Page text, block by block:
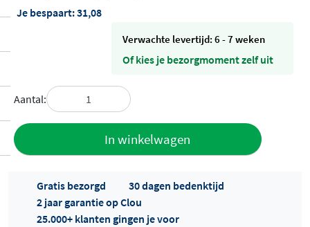
Je bespaart:31,08
Verwachte levertijd: 6 - 7 weken
Of kies je bezorgmoment zelf uit
Aantal:
In winkelwagen
Gratis bezorgd
30 dagen bedenktijd
2 jaar garantie op Clou
25.000+ klanten gingen je voor